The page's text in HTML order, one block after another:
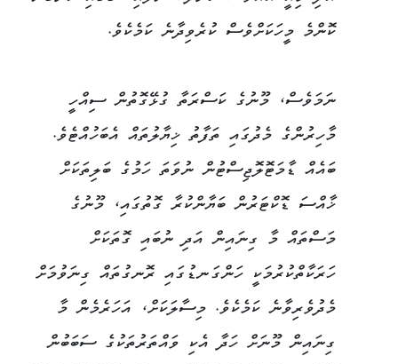
ކޮންމެ މީހަކަށްވެސް ކުރެވިދާނެ ކަމެކެވެ.
ނަމަވެސް، މޫނުގެ ކަސްރަތާ ގުޅޭގޮތުން ސިއްހީ
މާހިރުންގެ މެދުގައި ތަފާތު ޚިޔާލުތައް އެބަހުއްޓެވެ.
ބައެއް ޑާމަޓޮލޮޖިސްޓުން ނުވަތަ ހަމުގެ ބަލިތަކަށް
ޚާއްސަ ޑޮކްޓަރުން ބަޔާންކުރާ ގޮތުގައި، މޫނުގެ
މަސްތައް މާ ގިނައިން އަދި ނުބައި ގޮތަކަށް
ހަރަކާތްކުރުމަކީ ހަންގަނޑުގައި ރޮނގުތައް ގިނަވުމަށް
މެދުވެރިވާނެ ކަމެކެވެ. މިސާލަކަށް، އަހަރެމެން މާ
ގިނައިން މޫނަށް ހަދާ އެކި ވައްތަރުތަކުގެ ސަބަބުން